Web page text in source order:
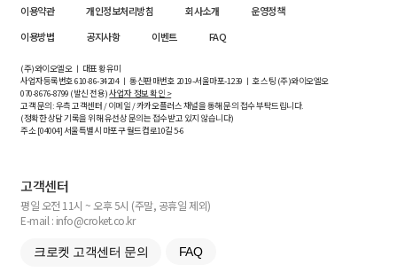
이용약관 개인정보처리방침 회사소개
운영정책
이용방법
공지사항 이벤트 FAQ
(주)와이오엘오 ㅣ 대표 황유미
사업자등록번호610-86-34204ㅣ 통신판매번호 2019-서울마포-1239 ㅣ 호스팅 (주)와이오엘오
070-8676-8799 (발신 전용)사업자 정보 확인 >
고객 문의: 우측 고객센터 / 이메일 / 카카오플러스 채널을 통해 문의 접수 부탁드립니다.
(정확한 상담 기록을 위해 유선상 문의는 접수받고 있지 않습니다)
주소 [04004] 서울특별시 마포구 월드컵로10길5-6
고객센터
평일 오전 11시 ~ 오후 5시 (주말, 공휴일 제외)
E-mail : info@croket.co.kr
크로켓 고객센터 문의 FAQ